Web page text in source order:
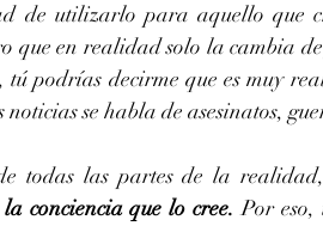
de utilizarlo para aquello que
que en realidad solo la cambia
podrías decirme que es muy
se habla de asesinatos,
todas las partes de la
conciencia que lo cree. Por eso,